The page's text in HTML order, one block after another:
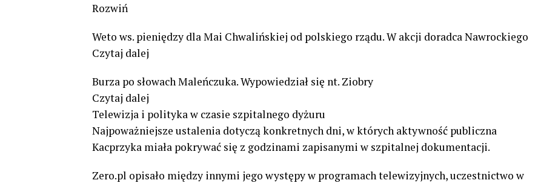
Rozwiń
Weto ws. pieniędzy dla Mai Chwalińskiej od polskiego rządu. W akcji doradca Nawrockiego
Czytaj dalej
Burza po słowach Maleńczuka. Wypowiedział się nt. Ziobry
Czytaj dalej
Telewizja i polityka w czasie szpitalnego dyżuru
Najpoważniejsze ustalenia dotyczą konkretnych dni, w których aktywność publiczna
Kacprzyka miała pokrywać się z godzinami zapisanymi w szpitalnej dokumentacji.
Zero.pl opisało między innymi jego występy w programach telewizyjnych, uczestnictwo w